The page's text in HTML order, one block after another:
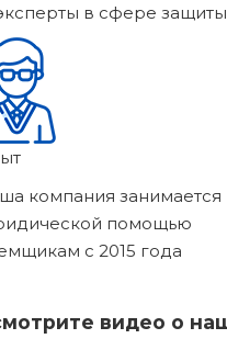
в сфере
компания занимается
помощью
с 2015 года
видео о